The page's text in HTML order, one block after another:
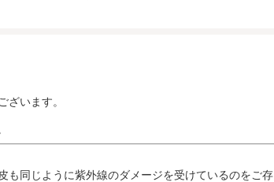
ざいます。
も同じように紫外線のダメージを受けているのをご存